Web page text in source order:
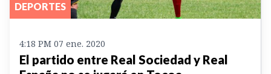
DEPORTES
4:18 PM 07 ene. 2020
El partido entre Real Sociedad y Real